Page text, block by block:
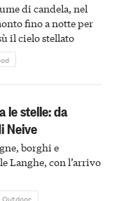
di candela, nel
fino a notte per
il cielo stellato
le stelle: da
Neive
borghi e
Langhe, con l’arrivo
Outdoor